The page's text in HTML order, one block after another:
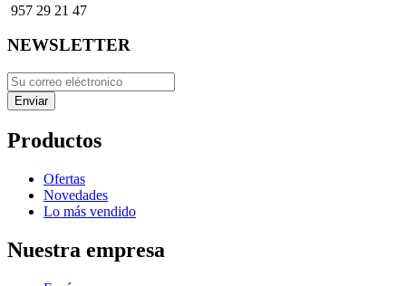
957 29 21 47
NEWSLETTER
Productos
Ofertas
Novedades
Lo más vendido
Nuestra empresa